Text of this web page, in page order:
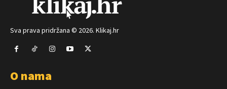
Sva prava pridržana © 2026. Klikaj.hr
O nama